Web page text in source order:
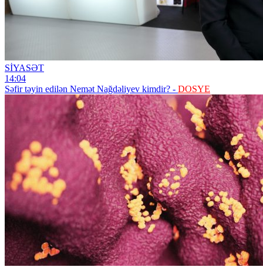
SİYASƏT
14:04
Səfir təyin edilən Nemət Nağdəliyev kimdir? - DOSYE